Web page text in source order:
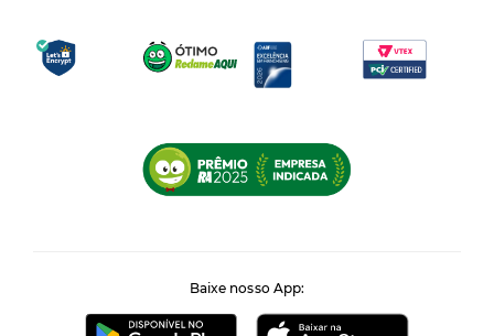
Baixe nosso App: